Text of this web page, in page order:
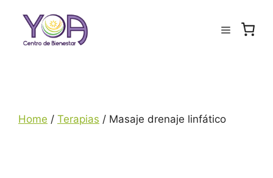
contenido
Menú
Home / Terapias / Masaje drenaje linfático